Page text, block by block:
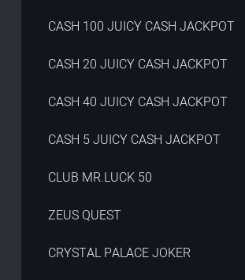
CASH 100 JUICY CASH JACKPOT
CASH 20 JUICY CASH JACKPOT
CASH 40 JUICY CASH JACKPOT
CASH 5 JUICY CASH JACKPOT
CLUB MR.LUCK 50
ZEUS QUEST
CRYSTAL PALACE JOKER